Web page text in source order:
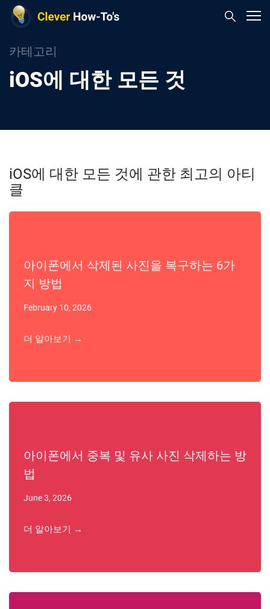
카테고리
iOS에 대한 모든 것
iOS에 대한 모든 것에 관한 최고의 아티
클
아이폰에서 삭제된 사진을 복구하는 6가
지 방법
February 10, 2026
더 알아보기 →
아이폰에서 중복 및 유사 사진 삭제하는 방
법
June 3, 2026
더 알아보기 →